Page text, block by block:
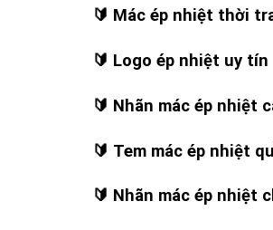
🔰 Mác ép nhiệt thời
🔰 Logo ép nhiệt uy tín
🔰 Nhãn mác ép nhiệt
🔰 Tem mác ép nhiệt
🔰 Nhãn mác ép nhiệt